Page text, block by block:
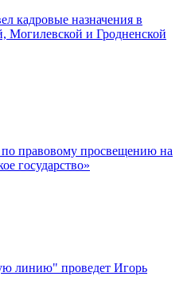
кадровые назначения в
Могилевской и Гродненской
правовому просвещению на
государство»
линию" проведет Игорь